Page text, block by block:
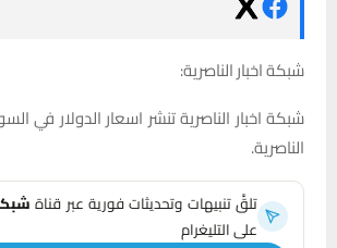
شبكة اخبار الناصرية:
شبكة اخبار الناصرية تنشر اسعار الدولار في
الناصرية.
تلقَّ تنبيهات وتحديثات فورية عبر قناة
على التليغرام